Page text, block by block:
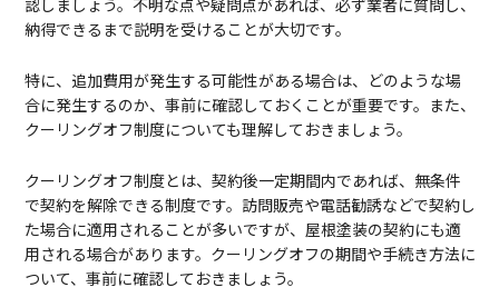
認しましょう。不明な点や疑問点があれば、必ず業者に質問し、
納得できるまで説明を受けることが大切です。
特に、追加費用が発生する可能性がある場合は、どのような場
合に発生するのか、事前に確認しておくことが重要です。また、
クーリングオフ制度についても理解しておきましょう。
クーリングオフ制度とは、契約後一定期間内であれば、無条件
で契約を解除できる制度です。訪問販売や電話勧誘などで契約し
た場合に適用されることが多いですが、屋根塗装の契約にも適
用される場合があります。クーリングオフの期間や手続き方法に
ついて、事前に確認しておきましょう。